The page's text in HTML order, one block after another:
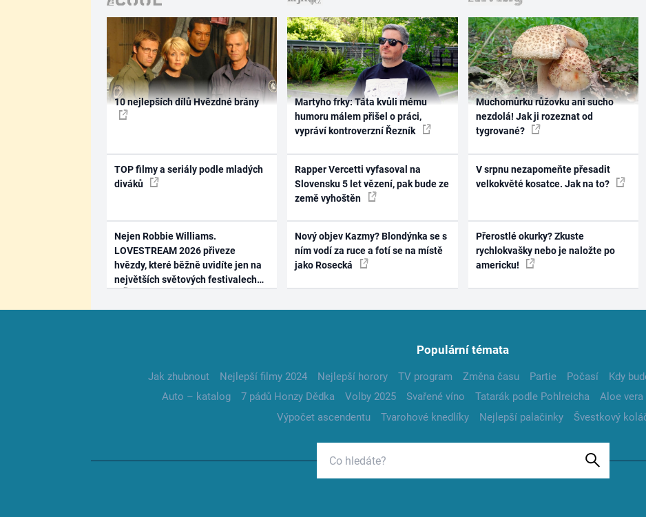
10 nejlepších dílů Hvězdné brány
TOP filmy a seriály podle mladých
diváků
Nejen Robbie Williams.
LOVESTREAM 2026 přiveze
hvězdy, které běžně uvidíte jen na
největších světových festivalech
Martyho frky: Táta kvůli mému
humoru málem přišel o práci,
vypráví kontroverzní Řezník
Rapper Vercetti vyfasoval na
Slovensku 5 let vězení, pak bude ze
země vyhoštěn
Nový objev Kazmy? Blondýnka se s
ním vodí za ruce a fotí se na místě
jako Rosecká
Muchomůrku růžovku ani sucho
nezdolá! Jak ji rozeznat od
tygrované?
V srpnu nezapomeňte přesadit
velkokvěté kosatce. Jak na to?
Přerostlé okurky? Zkuste
rychlokvašky nebo je naložte po
americku!
Populární témata
Jak zhubnout Nejlepší filmy 2024 Nejlepší horory TV program Změna času Partie Počasí Kdy
Auto – katalog
7 pádů Honzy Dědka Volby 2025 Svařené víno Tatarák podle Pohlreicha Aloe vera
Výpočet ascendentu
Tvarohové knedlíky Nejlepší palačinky Švestkový